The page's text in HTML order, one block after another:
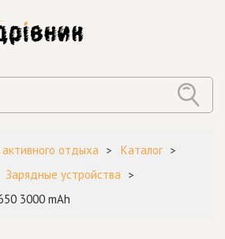
отдыха
Каталог
Зарядные устройства
3000 mAh